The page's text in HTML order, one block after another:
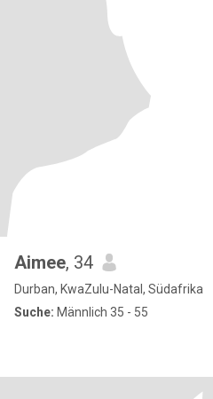
Aimee, 34
Durban, KwaZulu-Natal, Südafrika
Suche: Männlich 35 - 55